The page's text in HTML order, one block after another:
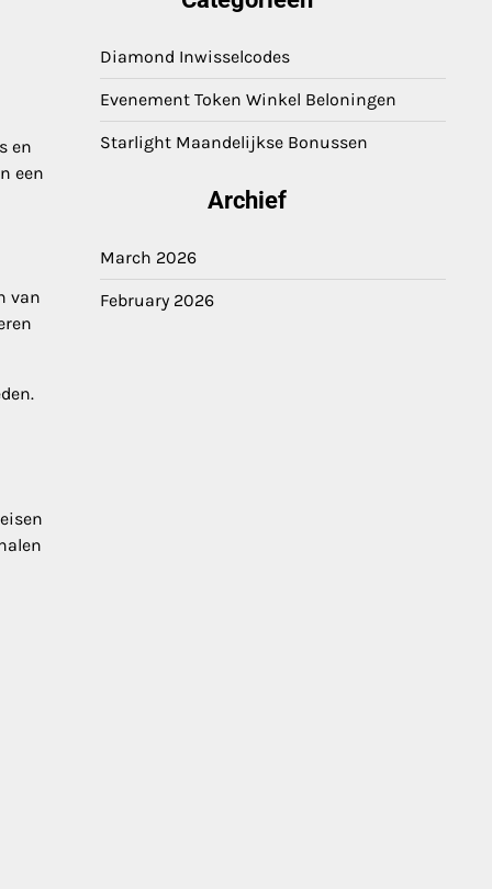
en
een
van
Diamond Inwisselcodes
Evenement Token Winkel Beloningen
Starlight Maandelijkse Bonussen
Archief
March 2026
February 2026